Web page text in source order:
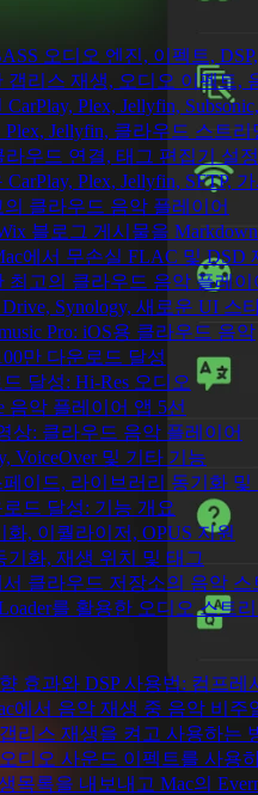
오디오 엔진, 이펙트,
갭리스 재생, 오디오 이펙트
CarPlay, Plex, Jellyfin,
Plex, Jellyfin, 클라우드 스트
라우드 연결, 태그 편집기 설
Plex, Jellyfin, SFTP,
의 클라우드 음악 플레이어
블로그 게시물을
에서 무손실 FLAC 및 DSD
최고의 클라우드 음악 플레이
Synology, 새로운 UI 스
Pro: iOS용 클라우드 음악
만 다운로드 달성
달성: Hi-Res 오디오
음악 플레이어 앱 5선
상: 클라우드 음악 플레이어
VoiceOver 및 기타 기능
페이드, 라이브러리 동기화 및
로드 달성: 기능 개요
화, 이퀄라이저, OPUS 지원
기화, 재생 위치 및 태그
서 클라우드 저장소의 음악
를 활용한 오디오 스트
효과와 DSP 사용법: 컴프
에서 음악 재생 중 음악 비
리스 재생을 켜고 사용하는
디오 사운드 이펙트를 사
목록을 내보내고 Mac의